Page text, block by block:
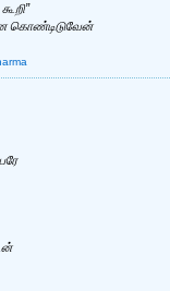
கொண்டிடுவேன்